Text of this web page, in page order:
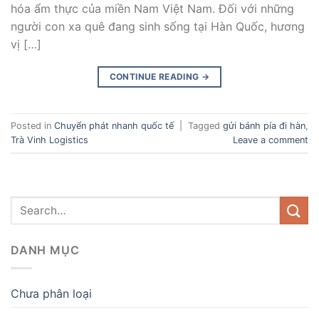
hóa ẩm thực của miền Nam Việt Nam. Đối với những
người con xa quê đang sinh sống tại Hàn Quốc, hương
vị […]
CONTINUE READING →
Posted in Chuyển phát nhanh quốc tế Tagged gửi bánh pía đi hàn
Trà Vinh Logistics
Leave a comment
DANH MỤC
Chưa phân loại